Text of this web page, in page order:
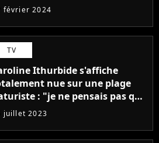
février 2024
TV
Ithurbide s'affiche
nue sur une plage
: "je ne pensais pas que
à le faire..."
juillet 2023